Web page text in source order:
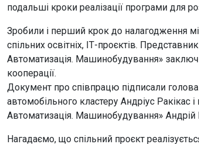
подальші кроки реалізації програми для
Зробили і перший крок до налагодження
спільних освітніх, ІТ-проєктів.
Автоматизація. Машинобудування»
кооперації.
Документ про співпрацю підписали голова
автомобільного кластеру Андріус Ракікас
Автоматизація. Машинобудування» Андрій
Нагадаємо, що спільний проєкт